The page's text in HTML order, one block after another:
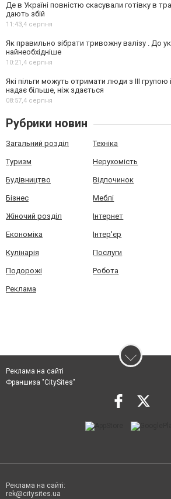
Де в Україні повністю скасували готівку в
дають збій
11:43,4 серпня
Як правильно зібрати тривожну валізу . До
найнеобхідніше
10:21,4 серпня
Які пільги можуть отримати люди з III групою
надає більше, ніж здається
08:57,4 серпня
Рубрики новин
Загальний розділ Техніка
Туризм Нерухомість
Будівництво Відпочинок
Бізнес Меблі
Жіночий розділ Інтернет
Економіка Інтер'єр
Кулінарія Послуги
Подорожі Робота
Реклама
Реклама на сайті
Франшиза "CitySites"
Реклама на сайті:
rek@citysites.ua